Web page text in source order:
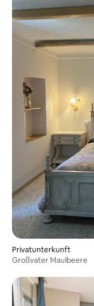
Privatunterkunft
Großvater Maulbeere